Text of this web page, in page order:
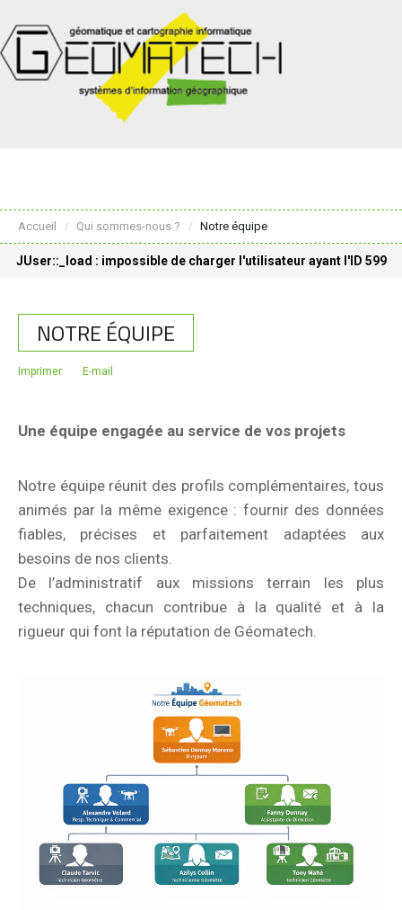
Accueil / Qui sommes-nous ? / Notre équipe
JUser::_load : impossible de charger l'utilisateur ayant l'ID 599
NOTRE ÉQUIPE
Imprimer E-mail
Une équipe engagée au service de vos projets
Notre équipe réunit des profils complémentaires, tous
animés par la même exigence : fournir des données
fiables, précises et parfaitement adaptées aux
besoins de nos clients.
De l’administratif aux missions terrain les plus
techniques, chacun contribue à la qualité et à la
rigueur qui font la réputation de Géomatech.